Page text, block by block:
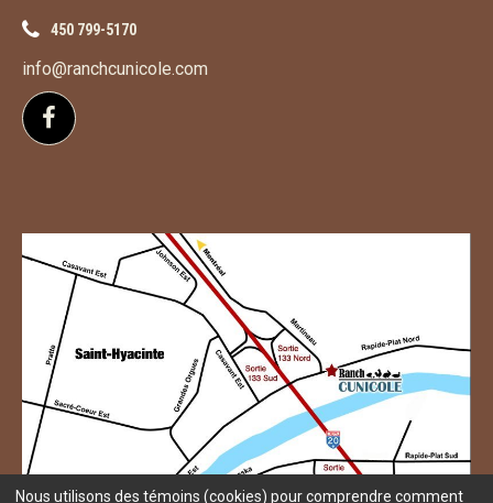
450 799-5170
info@ranchcunicole.com
Suivez-nous sur Facebook
Nous utilisons des témoins (cookies) pour comprendre comment